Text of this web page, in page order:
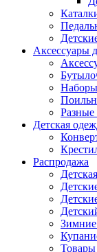
Аксессуары
Разные
Детская
Распродажа
Товары